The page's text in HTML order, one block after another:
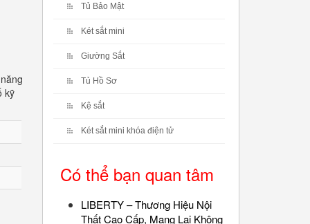
kỹ
Tủ Bảo Mật
Két sắt mini
Giường Sắt
Tủ Hồ Sơ
Kệ sắt
Két sắt mini khóa điện tử
Có thể bạn quan tâm
LIBERTY – Thương Hiệu Nội
Thất Cao Cấp, Mang Lại Không